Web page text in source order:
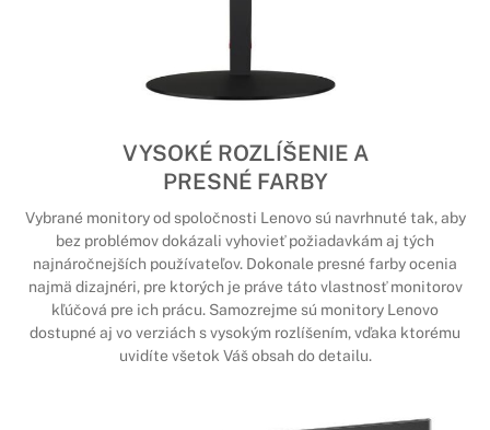
VYSOKÉ ROZLÍŠENIE A
PRESNÉ FARBY
Vybrané monitory od spoločnosti Lenovo sú navrhnuté tak, aby
bez problémov dokázali vyhovieť požiadavkám aj tých
najnáročnejších používateľov. Dokonale presné farby ocenia
najmä dizajnéri, pre ktorých je práve táto vlastnosť monitorov
kľúčová pre ich prácu. Samozrejme sú monitory Lenovo
dostupné aj vo verziách s vysokým rozlíšením, vďaka ktorému
uvidíte všetok Váš obsah do detailu.